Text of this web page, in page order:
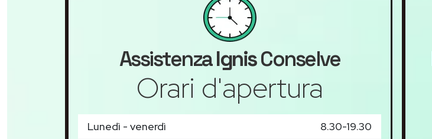
AssistenzaIgnisConselve
Orari d'apertura
Lunedì - venerdì
8.30-19.30